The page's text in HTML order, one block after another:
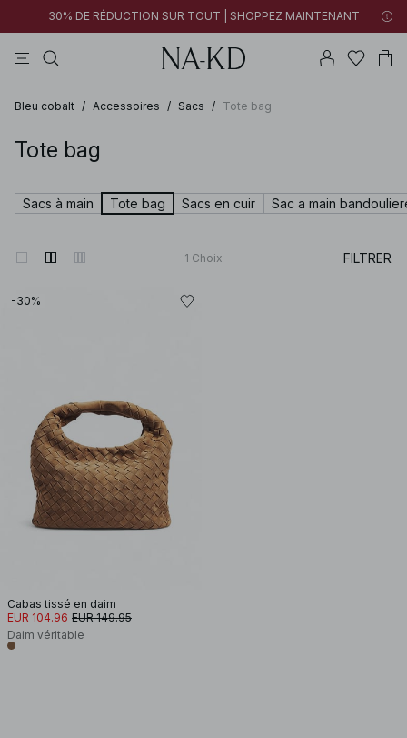
30% DE RÉDUCTION SUR TOUT | SHOPPEZ MAINTENANT
Bleu cobalt / Accessoires / Sacs / Tote bag
Tote bag
Sacs à main Tote bag Sacs en cuir Sac a main
1 Choix FILTRER
-30%
Cabas tissé en daim
EUR 104.96 EUR 149.95
Daim véritable